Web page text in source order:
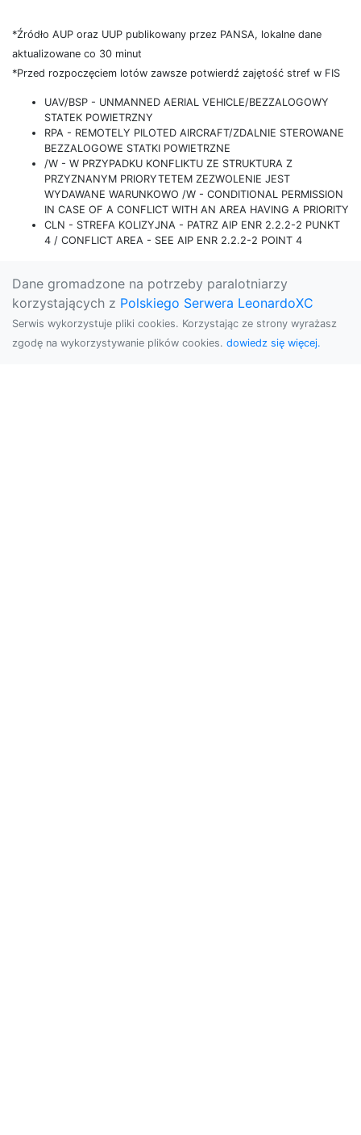
*Źródło AUP oraz UUP publikowany przez PANSA, lokalne dane
aktualizowane co 30 minut
*Przed rozpoczęciem lotów zawsze potwierdź zajętość stref w FIS
UAV/BSP - UNMANNED AERIAL VEHICLE/BEZZALOGOWY
STATEK POWIETRZNY
RPA - REMOTELY PILOTED AIRCRAFT/ZDALNIE STEROWANE
BEZZALOGOWE STATKI POWIETRZNE
/W - W PRZYPADKU KONFLIKTU ZE STRUKTURA Z
PRZYZNANYM PRIORYTETEM ZEZWOLENIE JEST
WYDAWANE WARUNKOWO /W - CONDITIONAL PERMISSION
IN CASE OF A CONFLICT WITH AN AREA HAVING A PRIORITY
CLN - STREFA KOLIZYJNA - PATRZ AIP ENR 2.2.2-2 PUNKT
4 / CONFLICT AREA - SEE AIP ENR 2.2.2-2 POINT 4
Dane gromadzone na potrzeby paralotniarzy
korzystających z Polskiego Serwera LeonardoXC
Serwis wykorzystuje pliki cookies. Korzystając ze strony wyrażasz
zgodę na wykorzystywanie plików cookies. dowiedz się więcej.